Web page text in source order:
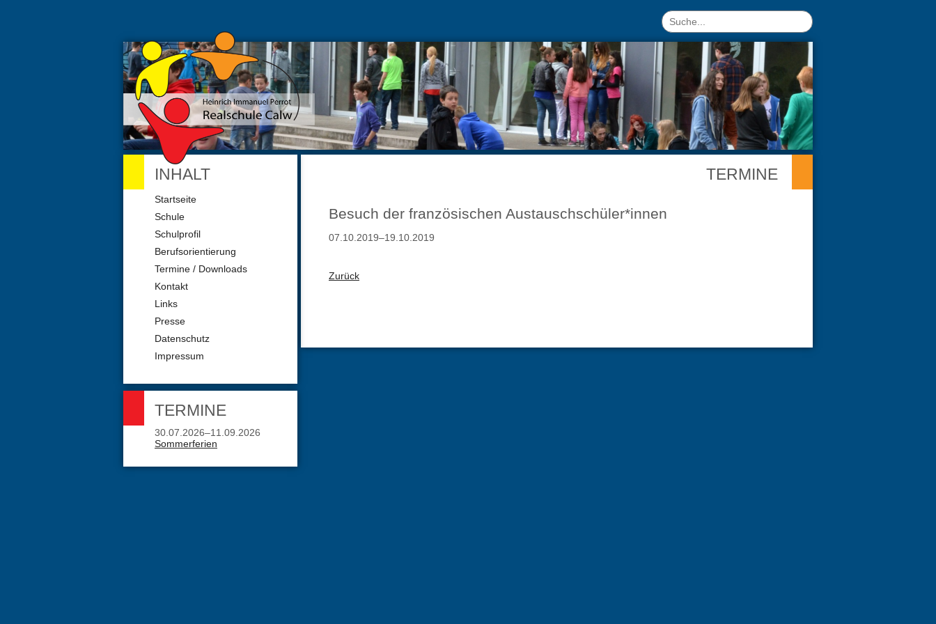
TERMINE
Besuch der französischen Austauschschüler*innen
07.10.2019–19.10.2019
Zurück
INHALT
Navigation
Startseite
Schule
Schulprofil
Berufsorientierung
Termine / Downloads
Kontakt
Links
Presse
Datenschutz
Impressum
TERMINE
30.07.2026–11.09.2026
Sommerferien